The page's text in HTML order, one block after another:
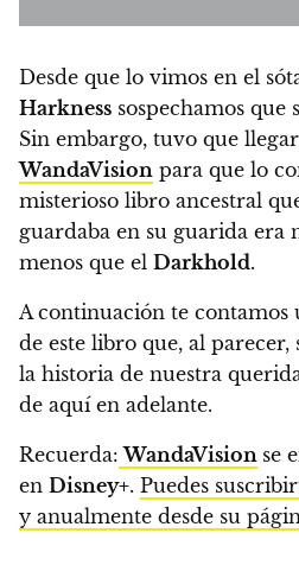
Desde que lo vimos en el
Harkness sospechamos que
Sin embargo, tuvo que
WandaVision para que lo
misterioso libro ancestral
guardaba en su guarida era
menos que el Darkhold.
A continuación te contamos
de este libro que, al
la historia de nuestra
de aquí en adelante.
Recuerda: WandaVision se
en Disney+. Puedes
y anualmente desde su